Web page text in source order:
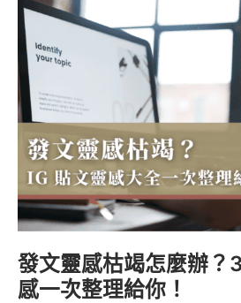
發文靈感枯竭怎麼辦？
感一次整理給你！
靈
感
枯
竭
怎
麼
辦？
30+
IG
貼
文
感
一